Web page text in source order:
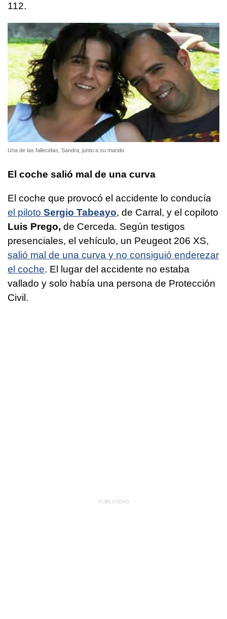
112.
Una de las fallecidas, Sandra, junto a su marido
El coche salió mal de una curva
El coche que provocó el accidente lo conducía
el piloto Sergio Tabeayo, de Carral, y el copiloto
Luis Prego, de Cerceda. Según testigos
presenciales, el vehículo, un Peugeot 206 XS,
salió mal de una curva y no consiguió enderezar
el coche. El lugar del accidente no estaba
vallado y solo había una persona de Protección
Civil.